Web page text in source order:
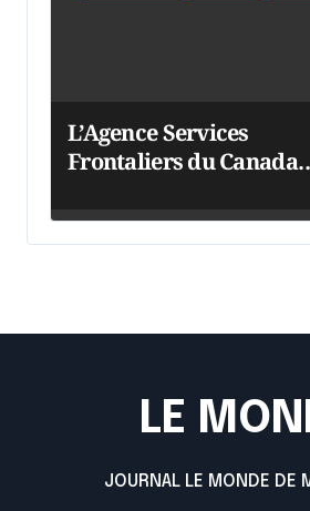
L’Agence Services
Frontaliers du Canada
LE
JOURNAL LE MONDE DE